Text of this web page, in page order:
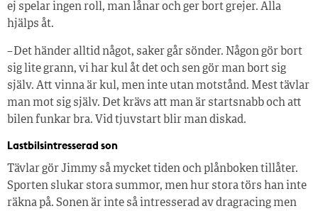
ej spelar ingen roll, man lånar och ger bort grejer. Alla
hjälps åt.
– Det händer alltid något, saker går sönder. Någon gör bort
sig lite grann, vi har kul åt det och sen gör man bort sig
själv. Att vinna är kul, men inte utan motstånd. Mest tävlar
man mot sig själv. Det krävs att man är startsnabb och att
bilen funkar bra. Vid tjuvstart blir man diskad.
Lastbilsintresserad son
Tävlar gör Jimmy så mycket tiden och plånboken tillåter.
Sporten slukar stora summor, men hur stora törs han inte
räkna på. Sonen är inte så intresserad av dragracing men